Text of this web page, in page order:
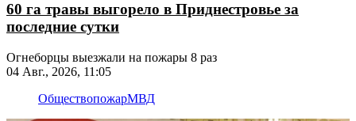
60 га травы выгорело в Приднестровье за
последние сутки
Огнеборцы выезжали на пожары 8 раз
04 Авг., 2026, 11:05
ОбществопожарМВД